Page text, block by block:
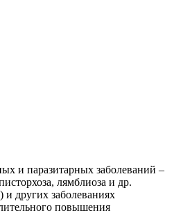
и паразитарных заболеваний –
лямблиоза и др.
других заболеваниях
повышения